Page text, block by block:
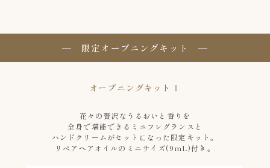
― 限定オープニングキット ―
オープニングキットⅠ
花々の贅沢なうるおいと香りを
全身で堪能できるミニフレグランスと
ハンドクリームがセットになった限定キット。
リペアヘアオイルのミニサイズ(9mL)付き。